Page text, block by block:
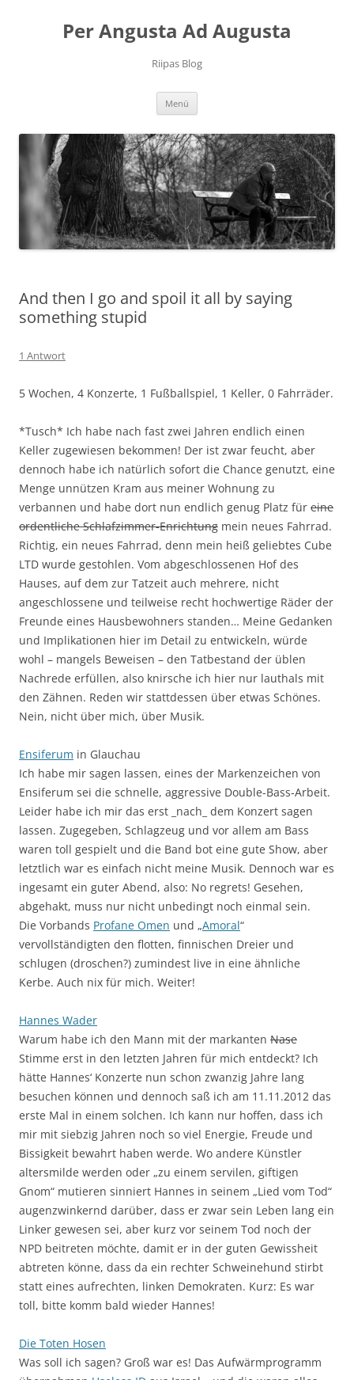
Per Angusta Ad Augusta
Riipas Blog
Menü
And then I go and spoil it all by saying
something stupid
1 Antwort
5 Wochen, 4 Konzerte, 1 Fußballspiel, 1 Keller, 0 Fahrräder.
*Tusch* Ich habe nach fast zwei Jahren endlich einen
Keller zugewiesen bekommen! Der ist zwar feucht, aber
dennoch habe ich natürlich sofort die Chance genutzt, eine
Menge unnützen Kram aus meiner Wohnung zu
verbannen und habe dort nun endlich genug Platz für eine
ordentliche Schlafzimmer-Enrichtung mein neues Fahrrad.
Richtig, ein neues Fahrrad, denn mein heiß geliebtes Cube
LTD wurde gestohlen. Vom abgeschlossenen Hof des
Hauses, auf dem zur Tatzeit auch mehrere, nicht
angeschlossene und teilweise recht hochwertige Räder der
Freunde eines Hausbewohners standen… Meine Gedanken
und Implikationen hier im Detail zu entwickeln, würde
wohl – mangels Beweisen – den Tatbestand der üblen
Nachrede erfüllen, also knirsche ich hier nur lauthals mit
den Zähnen. Reden wir stattdessen über etwas Schönes.
Nein, nicht über mich, über Musik.
Ensiferum in Glauchau
Ich habe mir sagen lassen, eines der Markenzeichen von
Ensiferum sei die schnelle, aggressive Double-Bass-Arbeit.
Leider habe ich mir das erst _nach_ dem Konzert sagen
lassen. Zugegeben, Schlagzeug und vor allem am Bass
waren toll gespielt und die Band bot eine gute Show, aber
letztlich war es einfach nicht meine Musik. Dennoch war es
ingesamt ein guter Abend, also: No regrets! Gesehen,
abgehakt, muss nur nicht unbedingt noch einmal sein.
Die Vorbands Profane Omen und „Amoral“
vervollständigten den flotten, finnischen Dreier und
schlugen (droschen?) zumindest live in eine ähnliche
Kerbe. Auch nix für mich. Weiter!
Hannes Wader
Warum habe ich den Mann mit der markanten Nase
Stimme erst in den letzten Jahren für mich entdeckt? Ich
hätte Hannes‘ Konzerte nun schon zwanzig Jahre lang
besuchen können und dennoch saß ich am 11.11.2012 das
erste Mal in einem solchen. Ich kann nur hoffen, dass ich
mir mit siebzig Jahren noch so viel Energie, Freude und
Bissigkeit bewahrt haben werde. Wo andere Künstler
altersmilde werden oder „zu einem servilen, giftigen
Gnom“ mutieren sinniert Hannes in seinem „Lied vom Tod“
augenzwinkernd darüber, dass er zwar sein Leben lang ein
Linker gewesen sei, aber kurz vor seinem Tod noch der
NPD beitreten möchte, damit er in der guten Gewissheit
abtreten könne, dass da ein rechter Schweinehund stirbt
statt eines aufrechten, linken Demokraten. Kurz: Es war
toll, bitte komm bald wieder Hannes!
Die Toten Hosen
Was soll ich sagen? Groß war es! Das Aufwärmprogramm